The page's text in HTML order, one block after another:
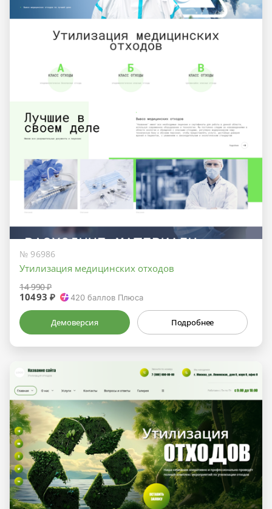
№ 96986
Утилизация медицинских отходов
14 990 ₽
10493 ₽ 420 баллов Плюса
Демоверсия Подробнее